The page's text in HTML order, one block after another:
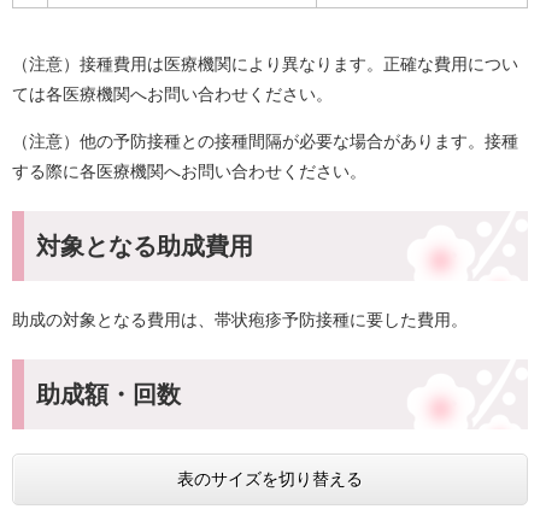
（注意）接種費用は医療機関により異なります。正確な費用につい
ては各医療機関へお問い合わせください。
（注意）他の予防接種との接種間隔が必要な場合があります。接種
する際に各医療機関へお問い合わせください。
対象となる助成費用
助成の対象となる費用は、帯状疱疹予防接種に要した費用。
助成額・回数
表のサイズを切り替える